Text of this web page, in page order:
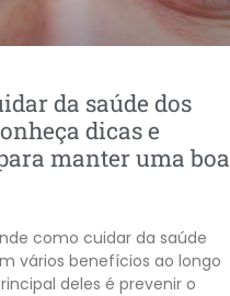
da saúde dos
dicas e
manter uma boa
como cuidar da saúde
vários benefícios ao longo
deles é prevenir o